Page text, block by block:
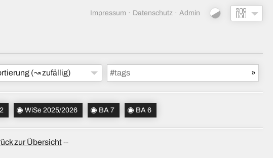
Impressum Datenschutz Admin
(↝ zufällig)
WiSe 2025/2026 BA 7 BA 6
zur Übersicht